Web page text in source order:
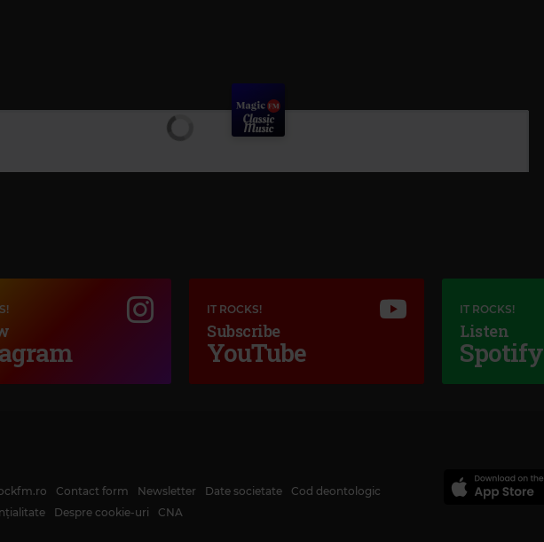
IT ROCKS!
Subscribe
YouTube
IT ROCKS!
Listen
Spotify
Contact form Newsletter Date societate
Cod deontologic
Despre cookie-uri CNA